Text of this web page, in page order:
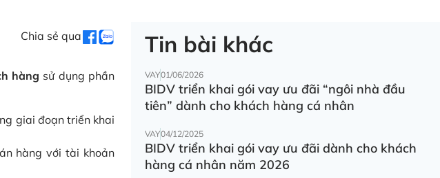
Chia sẻ qua
hàng sử dụng phần
giai đoạn triển khai
hàng với tài khoản
Tin bài khác
VAY01/06/2026
BIDV triển khai gói vay ưu đãi “ngôi nhà đầu
tiên” dành cho khách hàng cá nhân
VAY04/12/2025
BIDV triển khai gói vay ưu đãi dành cho khách
hàng cá nhân năm 2026